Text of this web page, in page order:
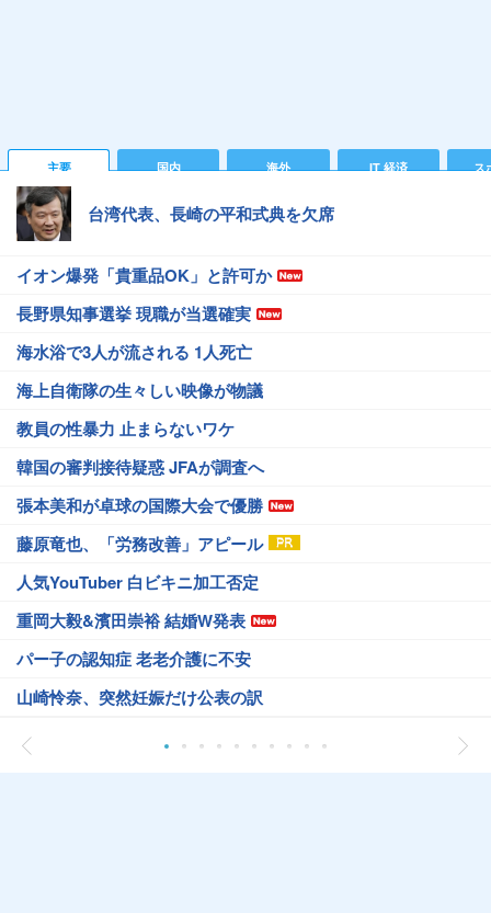
主要 国内 海外 IT 経済 ス
台湾代表、長崎の平和式典を欠席
イオン爆発「貴重品OK」と許可か
長野県知事選挙 現職が当選確実
海水浴で3人が流される 1人死亡
海上自衛隊の生々しい映像が物議
教員の性暴力 止まらないワケ
韓国の審判接待疑惑 JFAが調査へ
張本美和が卓球の国際大会で優勝
藤原竜也、「労務改善」アピール
人気YouTuber 白ビキニ加工否定
重岡大毅&濱田崇裕 結婚W発表
パー子の認知症 老老介護に不安
山崎怜奈、突然妊娠だけ公表の訳